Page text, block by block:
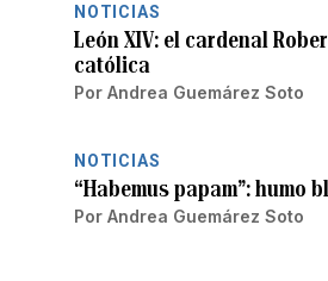
NOTICIAS
León XIV: el cardenal
católica
Por Andrea Guemárez Soto
NOTICIAS
“Habemus papam”: humo
Por Andrea Guemárez Soto